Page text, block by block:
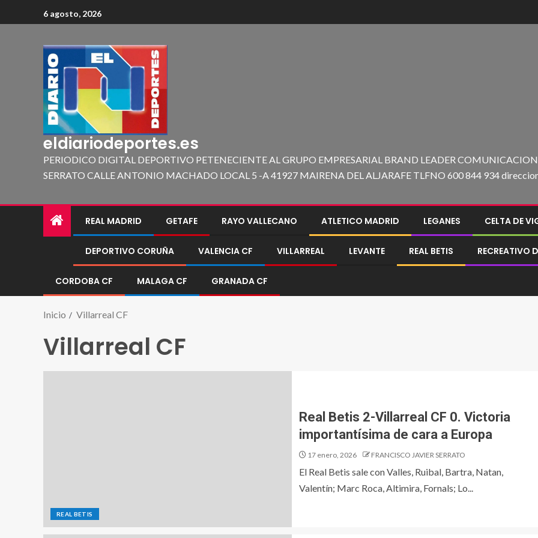
6 agosto, 2026
eldiariodeportes.es
PERIODICO DIGITAL DEPORTIVO PETENECIENTE AL GRUPO EMPRESARIAL BRAND LEADER
SERRATO CALLE ANTONIO MACHADO LOCAL 5 -A 41927 MAIRENA DEL ALJARAFE TLFNO 600 844 934
REAL MADRID GETAFE RAYO VALLECANO ATLETICO MADRID LEGANES CELTA DE
DEPORTIVO CORUÑA VALENCIA CF VILLARREAL LEVANTE REAL BETIS RECREATIVO
CORDOBA CF MALAGA CF GRANADA CF
Inicio Villarreal CF
Villarreal CF
REAL BETIS
Real Betis 2-Villarreal CF 0. Victoria
importantísima de cara a Europa
17 enero, 2026 FRANCISCO JAVIER SERRATO
El Real Betis sale con Valles, Ruibal, Bartra, Natan,
Valentín; Marc Roca, Altimira, Fornals; Lo...